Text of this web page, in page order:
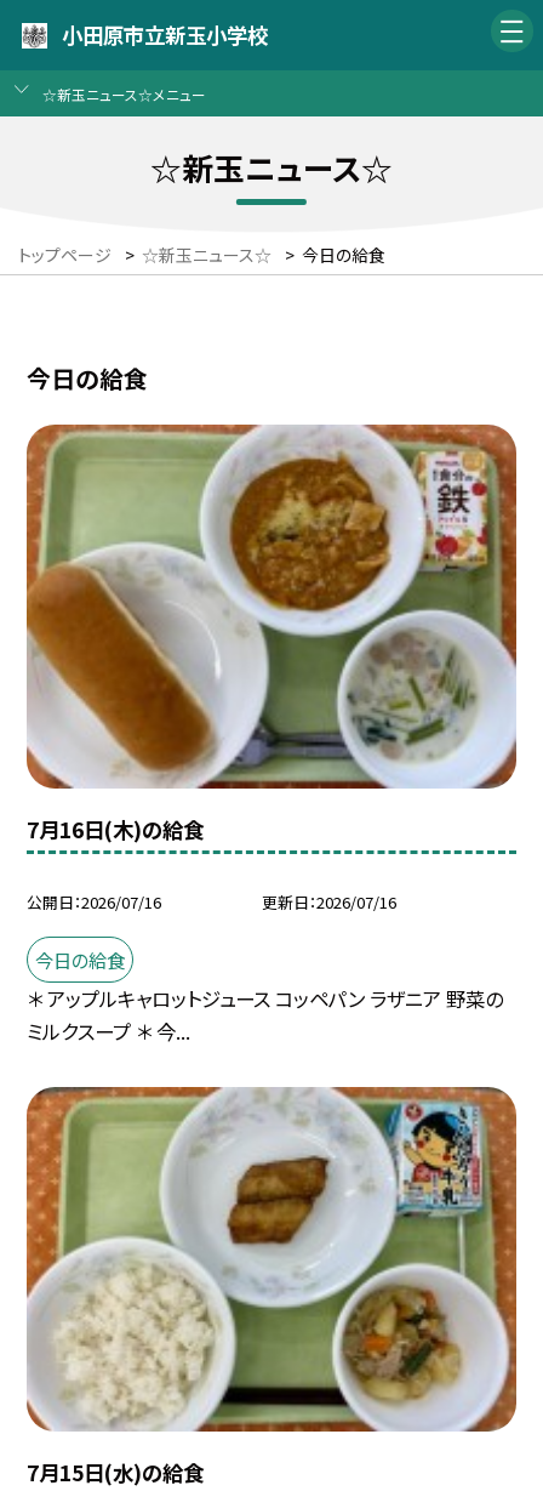
小田原市立新玉小学校
☆新玉ニュース☆メニュー
☆新玉ニュース☆
トップページ > ☆新玉ニュース☆ > 今日の給食
今日の給食
7月16日(木)の給食
公開日 2026/07/16 更新日 2026/07/16
今日の給食
＊ アップルキャロットジュース コッペパン ラザニア 野菜の
ミルクスープ ＊ 今...
7月15日(水)の給食